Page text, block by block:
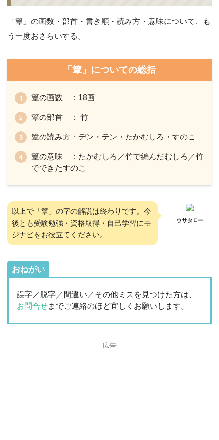
「簟」の画数・部首・書き順・読み方・意味について、も
う一度おさらいする。
「簟」についての総括
簟の画数 ：18画
簟の部首 ： 竹
簟の読み方：デン・テン・たかむしろ・すのこ
簟の意味 ：たかむしろ／竹で編んだむしろ／竹
でできたすのこ
以上で「簟」の字の解説は終わりです。今
後とも受験勉強・資格取得・自己学習にモ
ジナビをお役立てください。
ウサタロー
おねがい
誤字／脱字／間違い／その他ミスを見つけた方は、
お問合せまでご連絡のほど宜しくお願いします。
広告